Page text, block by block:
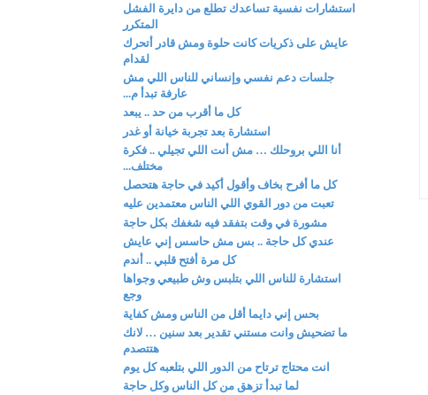
استشارات نفسية تساعدك تطلع من دايرة الفشل
المتكرر
عايش على ذكريات كانت حلوة ومش قادر أتحرك
لقدام
جلسات دعم نفسي وإنساني للناس اللي مش
عارفة تبدأ م...
كل ما أقرب من حد .. يبعد
استشارة بعد تجربة خيانة أو غدر
أنا اللي بروحلك … مش أنت اللي تجيلي .. فكرة
مختلف...
كل ما أفرح بخاف وأقول أكيد في حاجة هتحصل
تعبت من دور القوي اللي الناس معتمدين عليه
مشورة في وقت بتفقد فيه شغفك بكل حاجة
عندي كل حاجة .. بس مش حاسس إني عايش
كل مرة أفتح قلبي .. أندم
استشارة للناس اللي بتلبس وش طبيعي وجواها
وجع
بحس إني دايما أقل من الناس ومش كفاية
ما تضحيش وانت مستني تقدير بعد سنين … لانك
هتتصدم
انت محتاج ترتاح من الدور اللي بتلعبه كل يوم
لما تبدأ تزهق من كل الناس وكل حاجة